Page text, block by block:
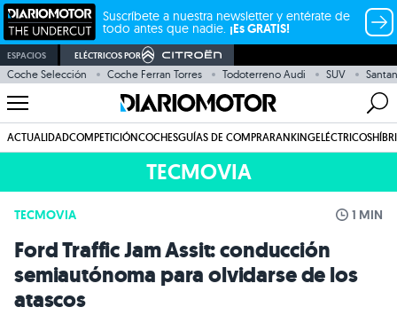
Suscríbete a nuestra newsletter y entérate de
todo antes que nadie. ¡Es GRATIS!
ESPACIOS ELÉCTRICOS POR
Coche Selección Coche Ferran Torres Todoterreno Audi SUV
ACTUALIDADCOMPETICIÓNCOCHESGUÍAS DE COMPRARANKINGELÉCTRICOS
TECMOVIA
TECMOVIA 1 MIN
Ford Traffic Jam Assit: conducción
semiautónoma para olvidarse de los
atascos